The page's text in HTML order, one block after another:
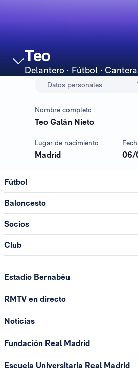
Teo
Delantero · Fútbol ·
Datos personales
Nombre completo
Teo Galán Nieto
Lugar de nacimiento
Madrid 06/
Fútbol
Baloncesto
Socios
Club
Estadio Bernabéu
RMTV en directo
Noticias
Fundación Real Madrid
Escuela Universitaria Real Madrid